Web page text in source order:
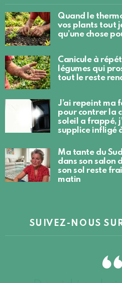
Quand le
vos plants tout
qu’une chose
Canicule à
légumes qui
tout le reste
J’ai repeint ma
pour contrer la
soleil a frappé,
supplice infligé
Ma tante du
dans son salon
son sol reste
matin
SUIVEZ-NOUS